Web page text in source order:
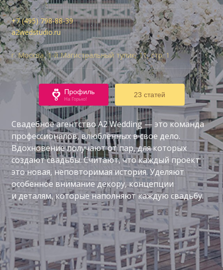
+7 (495) 798-88-39
a2wedstudio.ru
г. Москва, 1-й Магистральный тупик, 11, стр. 1
Профиль
На Горько!
23 статей
Свадебное агентство A2 Wedding — это команда
профессионалов, влюбленных в свое дело.
Вдохновение получают от пар, для которых
создают свадьбы. Считают, что каждый проект
это новая, неповторимая история. Уделяют
особенное внимание декору, концепции
и деталям, которые наполняют каждую свадьбу.